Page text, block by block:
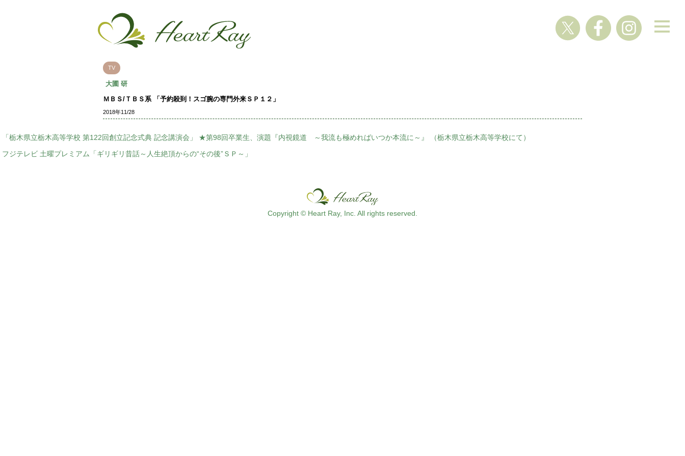
TV
大圃 研
ＭＢＳ/ＴＢＳ系 「予約殺到！スゴ腕の専門外来ＳＰ１２」
2018年11/28
「栃木県立栃木高等学校 第122回創立記念式典 記念講演会」 ★第98回卒業生、演題『内視鏡道 ～我流も極めればいつか本流に～』 （栃木県立栃木高等学校にて）
フジテレビ 土曜プレミアム「ギリギリ昔話～人生絶頂からの“その後”ＳＰ～」
Copyright © Heart Ray, Inc. All rights reserved.